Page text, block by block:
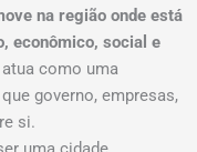
na região onde está
econômico, social e
atua como uma
governo, empresas,
si.